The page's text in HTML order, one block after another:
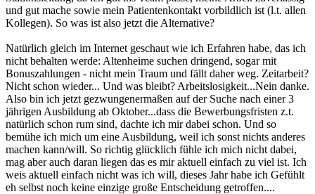
und gut mache sowie mein Patientenkontakt vorbildlich ist (l.t. allen
Kollegen). So was ist also jetzt die Alternative?
Natürlich gleich im Internet geschaut wie ich Erfahren habe, das ich
nicht behalten werde: Altenheime suchen dringend, sogar mit
Bonuszahlungen - nicht mein Traum und fällt daher weg. Zeitarbeit?
Nicht schon wieder... Und was bleibt? Arbeitslosigkeit...Nein danke.
Also bin ich jetzt gezwungenermaßen auf der Suche nach einer 3
jährigen Ausbildung ab Oktober...dass die Bewerbungsfristen z.t.
natürlich schon rum sind, dachte ich mir dabei schon. Und so
bemühe ich mich um eine Ausbildung, weil ich sonst nichts anderes
machen kann/will. So richtig glücklich fühle ich mich nicht dabei,
mag aber auch daran liegen das es mir aktuell einfach zu viel ist. Ich
weis aktuell einfach nicht was ich will, dieses Jahr habe ich Gefühlt
eh selbst noch keine einzige große Entscheidung getroffen....